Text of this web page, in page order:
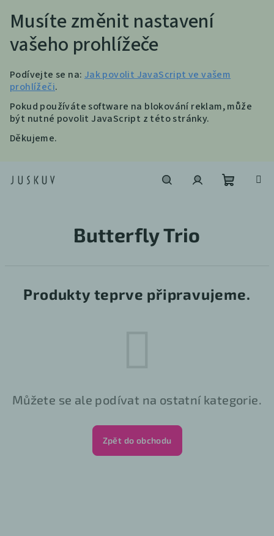
Musíte změnit nastavení
vašeho prohlížeče
Podívejte se na: Jak povolit JavaScript ve vašem
prohlížeči.
Pokud používáte software na blokování reklam, může
být nutné povolit JavaScript z této stránky.
Děkujeme.
Butterfly Trio
Produkty teprve připravujeme.
Můžete se ale podívat na ostatní kategorie.
Zpět do obchodu